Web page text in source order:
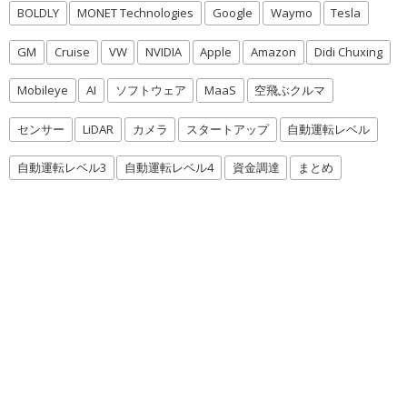
BOLDLY MONET Technologies Google Waymo Tesla
GM Cruise VW NVIDIA Apple Amazon Didi Chuxing
Mobileye AI ソフトウェア MaaS 空飛ぶクルマ
センサー LiDAR カメラ スタートアップ 自動運転レベル
自動運転レベル3 自動運転レベル4 資金調達 まとめ